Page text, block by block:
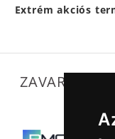
Extrém akciós